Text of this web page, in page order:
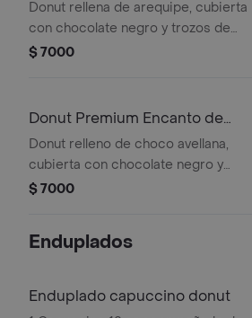
Donut rellena de arequipe, cubierta
con chocolate negro y trozos de
galleta oreo
$ 7000
Donut Premium Encanto de
Chocolate
Donut relleno de choco avellana,
cubierta con chocolate negro y
grageas de chocolate
$ 7000
Enduplados
Enduplado capuccino donut